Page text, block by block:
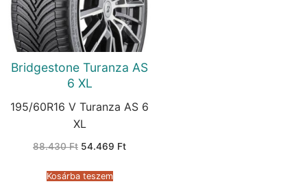
Bridgestone Turanza AS
6 XL
195/60R16 V Turanza AS 6
XL
88.430Ft Original
88.430 Ft.
54.469 FtCurrent
Kosárba teszem